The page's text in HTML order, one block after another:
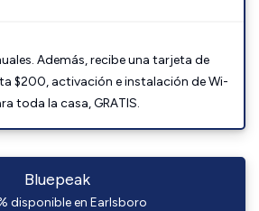
Además, recibe una tarjeta de
$200, activación e instalación de Wi-
toda la casa, GRATIS.
Bluepeak
disponible en Earlsboro